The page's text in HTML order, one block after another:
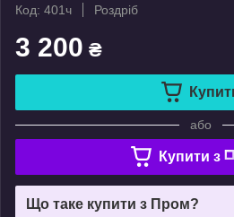
Код: 401ч
Роздріб
3 200 ₴
або
Купити з
Що таке купити з Пром?